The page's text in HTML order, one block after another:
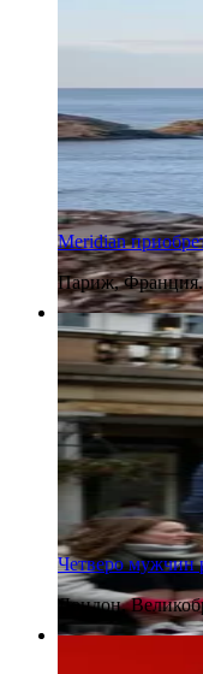
5 августа 2026
Meridian
Париж, Франция.
Четверо мужчин
Лондон,